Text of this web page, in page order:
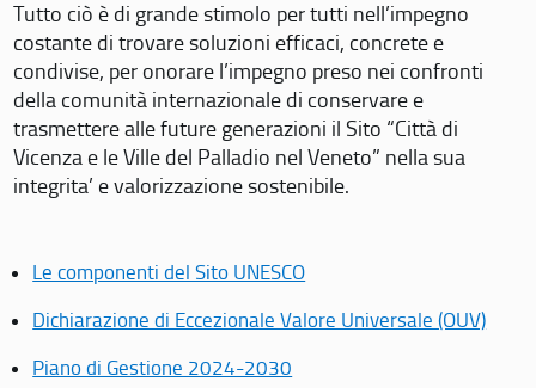
Tutto ciò è di grande stimolo per tutti nell’impegno
costante di trovare soluzioni efficaci, concrete e
condivise, per onorare l’impegno preso nei confronti
della comunità internazionale di conservare e
trasmettere alle future generazioni il Sito “Città di
Vicenza e le Ville del Palladio nel Veneto” nella sua
integrita’ e valorizzazione sostenibile.
Le componenti del Sito UNESCO
Dichiarazione di Eccezionale Valore Universale (OUV)
Piano di Gestione 2024-2030